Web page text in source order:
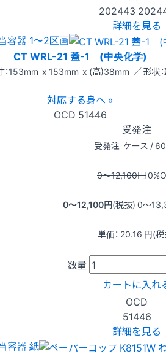
202443
詳細を見る
容器 1〜2区画
CT WRL-21 蓋-1 (中央化学)
：153mm x 153mm x (高)38mm ／ 形状：
対応する身へ »
OCD 51446
受発注
受発注 ケース /
0〜12,100円0
0〜12,100円(税抜) 0〜
単価： 20.16 円(
数量
カートに入れ
OCD
51446
詳細を見る
容器 紙